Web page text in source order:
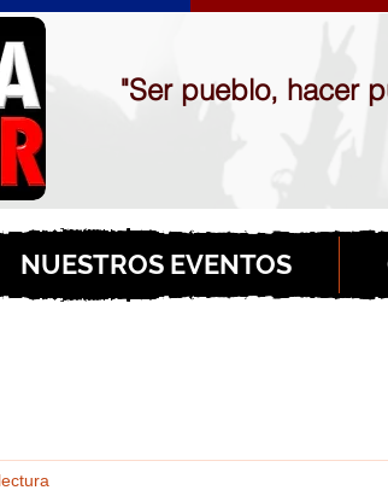
"Ser pueblo, hacer
NUESTROS EVENTOS